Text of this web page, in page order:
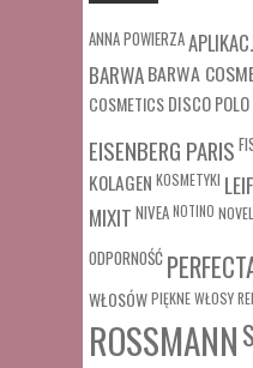
ANNA POWIERZA
BARWABARWA
COSMETICSDISCO POLO
EISENBERG PARIS
KOLAGEN KOSMETYKI
MIXIT NIVEANOTINO
ODPORNOŚĆ
WŁOSÓWPIĘKNE WŁOSY
ROSSMANN